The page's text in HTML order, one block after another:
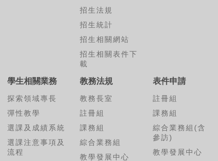
招生法規
招生統計
招生相關網站
招生相關表件下
載
學生相關業務
探索領域專長
彈性教學
選課及成績系統
選課注意事項及
流程
教務法規
教務長室
註冊組
課務組
綜合業務組
教學發展中心
表件申請
註冊組
課務組
綜合業務組(含
參訪)
教學發展中心